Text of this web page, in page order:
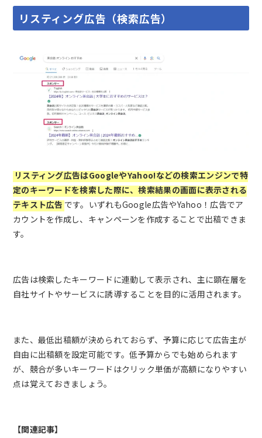
リスティング広告（検索広告）
リスティング広告はGoogleやYahoo!などの検索エンジンで特
定のキーワードを検索した際に、検索結果の画面に表示される
テキスト広告 です。いずれもGoogle広告やYahoo！広告でア
カウントを作成し、キャンペーンを作成することで出稿できま
す。
広告は検索したキーワードに連動して表示され、主に顕在層を
自社サイトやサービスに誘導することを目的に活用されます。
また、最低出稿額が決められておらず、予算に応じて広告主が
自由に出稿額を設定可能です。低予算からでも始められます
が、競合が多いキーワードはクリック単価が高額になりやすい
点は覚えておきましょう。
【関連記事】